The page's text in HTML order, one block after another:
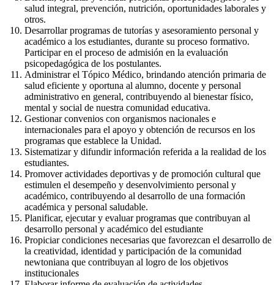
salud integral, prevención, nutrición, oportunidades laborales y
otros.
Desarrollar programas de tutorías y asesoramiento personal y
académico a los estudiantes, durante su proceso formativo.
Participar en el proceso de admisión en la evaluación
psicopedagógica de los postulantes.
Administrar el Tópico Médico, brindando atención primaria de
salud eficiente y oportuna al alumno, docente y personal
administrativo en general, contribuyendo al bienestar físico,
mental y social de nuestra comunidad educativa.
Gestionar convenios con organismos nacionales e
internacionales para el apoyo y obtención de recursos en los
programas que establece la Unidad.
Sistematizar y difundir información referida a la realidad de los
estudiantes.
Promover actividades deportivas y de promoción cultural que
estimulen el desempeño y desenvolvimiento personal y
académico, contribuyendo al desarrollo de una formación
académica y personal saludable.
Planificar, ejecutar y evaluar programas que contribuyan al
desarrollo personal y académico del estudiante
Propiciar condiciones necesarias que favorezcan el desarrollo de
la creatividad, identidad y participación de la comunidad
newtoniana que contribuyan al logro de los objetivos
institucionales